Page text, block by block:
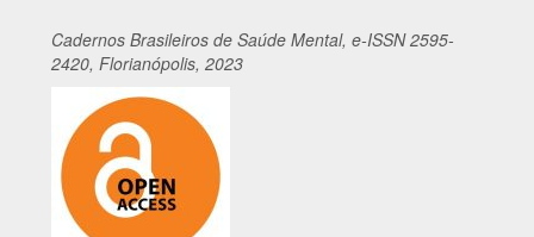
Cadernos Brasileiros de Saúde Mental, e-ISSN 2595-
2420, Florianópolis, 2023